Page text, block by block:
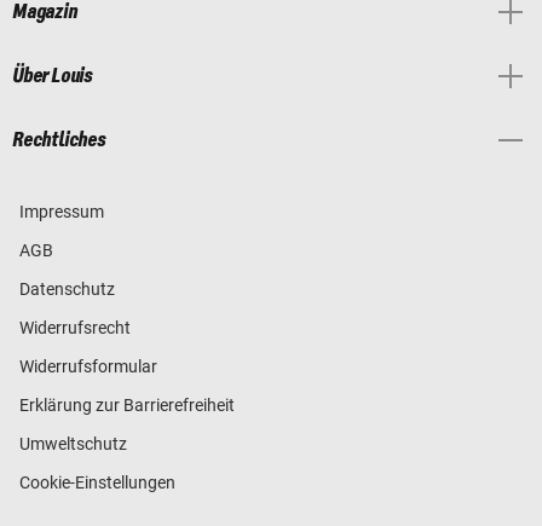
Magazin
Über Louis
Rechtliches
Impressum
AGB
Datenschutz
Widerrufsrecht
Widerrufsformular
Erklärung zur Barrierefreiheit
Umweltschutz
Cookie-Einstellungen